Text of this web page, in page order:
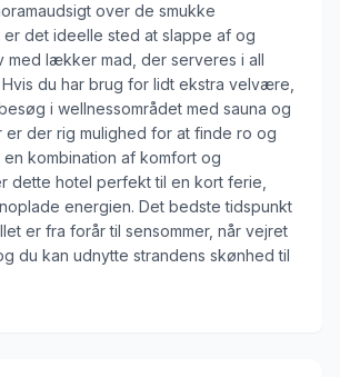
over de smukke
er det ideelle sted at slappe af og
lækker mad, der serveres i all
du har brug for lidt ekstra velvære,
i wellnessområdet med sauna og
er der rig mulighed for at finde ro og
kombination af komfort og
dette hotel perfekt til en kort ferie,
energien. Det bedste tidspunkt
er fra forår til sensommer, når vejret
du kan udnytte strandens skønhed til